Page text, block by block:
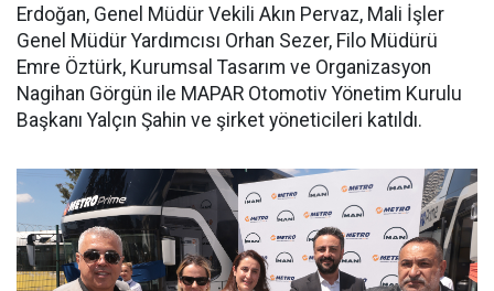
Erdoğan, Genel Müdür Vekili Akın Pervaz, Mali İşler
Genel Müdür Yardımcısı Orhan Sezer, Filo Müdürü
Emre Öztürk, Kurumsal Tasarım ve Organizasyon
Nagihan Görgün ile MAPAR Otomotiv Yönetim Kurulu
Başkanı Yalçın Şahin ve şirket yöneticileri katıldı.